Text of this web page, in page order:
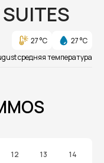
27 °C
27 °C
средняя температура
12 13 14